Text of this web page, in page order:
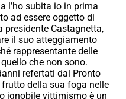
l’ho subita io in prima
ad essere oggetto di
presidente Castagnetta,
il suo atteggiamento
rappresentante delle
che non sono.
refertati dal Pronto
della sua foga nelle
ignobile vittimismo è un